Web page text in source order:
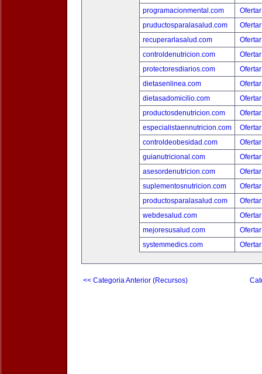
programacionmental.com
pruductosparalasalud.com
recuperarlasalud.com
controldenutricion.com
protectoresdiarios.com
dietasenlinea.com
dietasadomicilio.com
productosdenutricion.com
especialistaennutricion.com
controldeobesidad.com
guianutricional.com
asesordenutricion.com
suplementosnutricion.com
productosparalasalud.com
webdesalud.com
mejoresusalud.com
systemmedics.com
<< Categoria Anterior (Recursos)